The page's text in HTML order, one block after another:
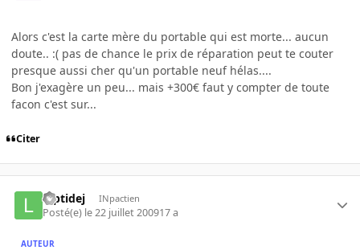
Alors c'est la carte mère du portable qui est morte... aucun
doute.. :( pas de chance le prix de réparation peut te couter
presque aussi cher qu'un portable neuf hélas....
Bon j'exagère un peu... mais +300€ faut y compter de toute
facon c'est sur...
Citer
luptidej INpactien
Posté(e) le 22 juillet 200917 a
AUTEUR